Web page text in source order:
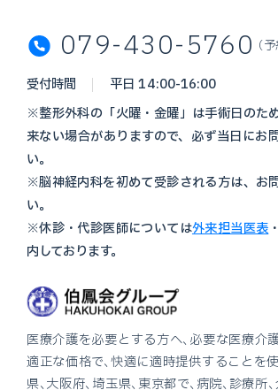
079-430-5760 （
受付時間
平日 14:00-16:00
※整形外科の「火曜・金曜」は手術日のた
来ない場合がありますので、必ず当日にお
い。
※脳神経内科を初めて受診される方は、お
い。
※休診・代診医師については外来担当医表 ・
内しております。
医療介護を必要とする方へ、必要な医療介
適正な価格で、快適に適時提供することを
県、大阪府、埼玉県、東京都で、病院、診療所